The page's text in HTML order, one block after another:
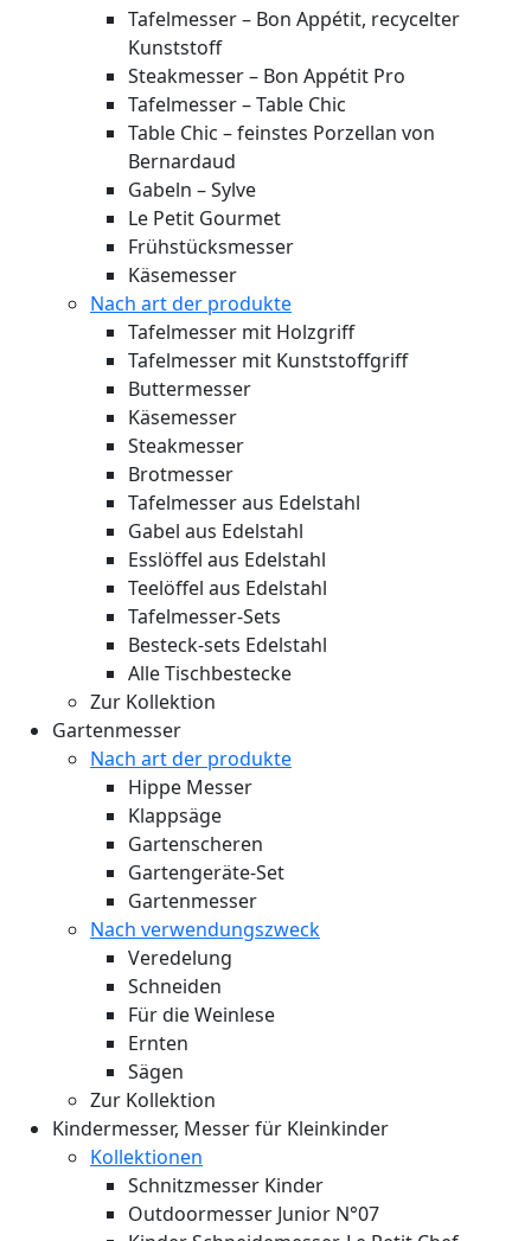
Tafelmesser – Bon Appétit, recycelter
Kunststoff
Steakmesser – Bon Appétit Pro
Tafelmesser – Table Chic
Table Chic – feinstes Porzellan von
Bernardaud
Gabeln – Sylve
Le Petit Gourmet
Frühstücksmesser
Käsemesser
Nach art der produkte
Tafelmesser mit Holzgriff
Tafelmesser mit Kunststoffgriff
Buttermesser
Käsemesser
Steakmesser
Brotmesser
Tafelmesser aus Edelstahl
Gabel aus Edelstahl
Esslöffel aus Edelstahl
Teelöffel aus Edelstahl
Tafelmesser-Sets
Besteck-sets Edelstahl
Alle Tischbestecke
Zur Kollektion
Gartenmesser
Nach art der produkte
Hippe Messer
Klappsäge
Gartenscheren
Gartengeräte-Set
Gartenmesser
Nach verwendungszweck
Veredelung
Schneiden
Für die Weinlese
Ernten
Sägen
Zur Kollektion
Kindermesser, Messer für Kleinkinder
Kollektionen
Schnitzmesser Kinder
Outdoormesser Junior N°07